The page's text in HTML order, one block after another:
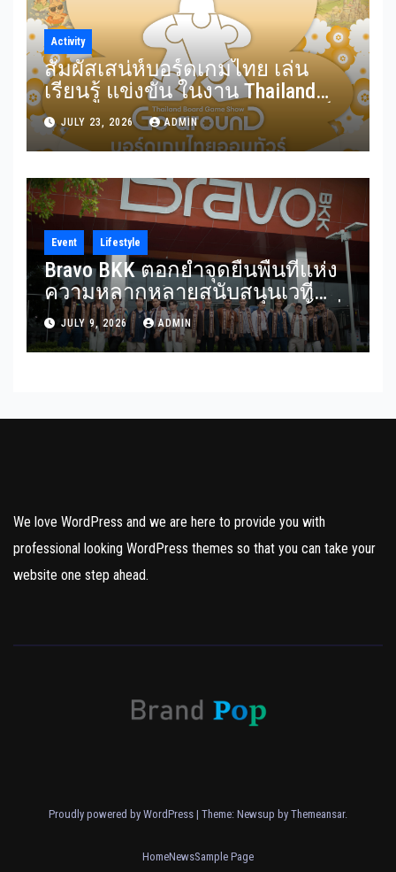
Activity
สัมผัสเสน่ห์บอร์ดเกมไทย เล่น
เรียนรู้ แข่งขัน ในงาน Thailand
Board Game Show Go arounD บอร์ด
เกมไทยออนทัวร์ วันที่ 24-26
กรกฎาคม 2569 ณ ICS Lifestyle
Complex
JULY 23, 2026 ADMIN
Event Lifestyle
Bravo BKK ตอกย้ำจุดยืนพื้นที่แห่ง
ความหลากหลายสนับสนุนเวที
Mister Gay Thailand 2026 เปิดพื้นที่
ส่งต่อแรงบันดาลใจและความเท่า
เทียมสู่สังคม
JULY 9, 2026 ADMIN
We love WordPress and we are here to provide you with
professional looking WordPress themes so that you can take your
website one step ahead.
Proudly powered by WordPress | Theme: Newsup by Themeansar.
HomeNewsSample Page